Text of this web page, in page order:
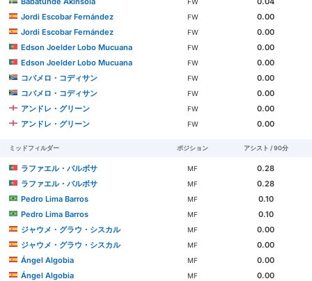
Jordi Escobar Fernández
FW
0.00
Jordi Escobar Fernández
FW
0.00
Edson Joelder Lobo Mucuana
FW
0.00
Edson Joelder Lobo Mucuana
FW
0.00
コバメロ・コディサン
FW
0.00
コバメロ・コディサン
FW
0.00
アンドレ・グリーン
FW
0.00
アンドレ・グリーン
FW 0.00
ミッドフィルダー ポジション アシスト / 90分
ラファエル・バルボサ MF
0.28
ラファエル・バルボサ
MF
0.28
Pedro Lima Barros
MF
0.10
Pedro Lima Barros
MF
0.10
ジャウメ・グラウ・シスカル
MF
0.00
ジャウメ・グラウ・シスカル
MF
0.00
Ángel Algobia
MF
0.00
Ángel Algobia
MF
0.00